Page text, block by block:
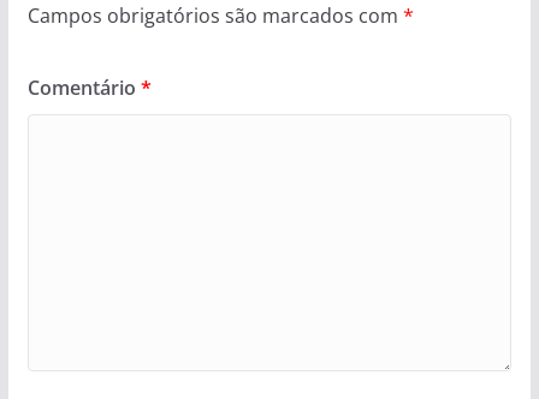
Campos obrigatórios são marcados com *
Comentário *